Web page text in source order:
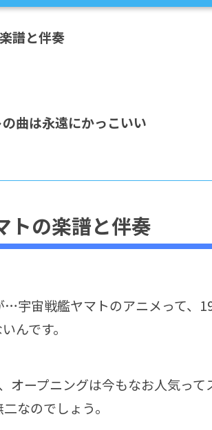
譜と伴奏
曲は永遠にかっこいい
トの楽譜と伴奏
宇宙戦艦ヤマトのアニメって、
んです。
オープニングは今もなお人気って
なのでしょう。